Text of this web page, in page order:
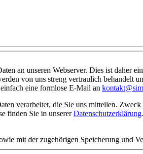
an unseren Webserver. Dies ist daher
von uns streng vertraulich behandelt
eine formlose E-Mail an
finden Sie in unsererDatenschutzerklärung.
mit der zugehörigen Speicherung und